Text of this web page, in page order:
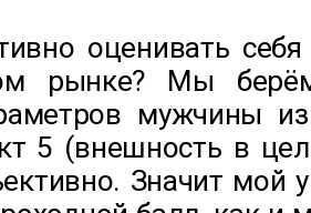
оценивать
рынке? Мы
мужчины
5 (внешность в
Значит мой